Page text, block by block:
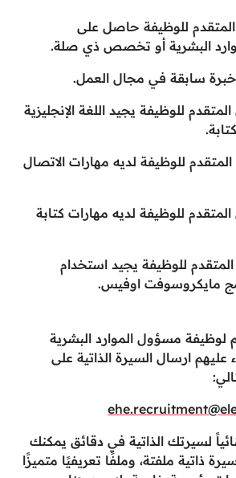
للوظيفة حاصل على
البشرية أو تخصص ذي صلة.
للوظيفة يجيد اللغة الإنجليزية
للوظيفة لديه مهارات الاتصال
للوظيفة لديه مهارات كتابة
للوظيفة يجيد استخدام
مايكروسوفت اوفيس.
لوظيفة مسؤول الموارد البشرية
عليهم ارسال السيرة الذاتية على
لسيرتك الذاتية في دقائق يمكنك
ذاتية ملفتة، وملفًا تعريفيًا متميزًا